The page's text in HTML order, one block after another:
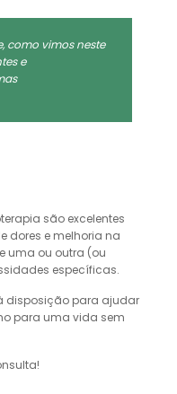
como vimos neste
e
são excelentes
dores e melhoria na
uma ou outra (ou
específicas.
disposição para ajudar
para uma vida sem